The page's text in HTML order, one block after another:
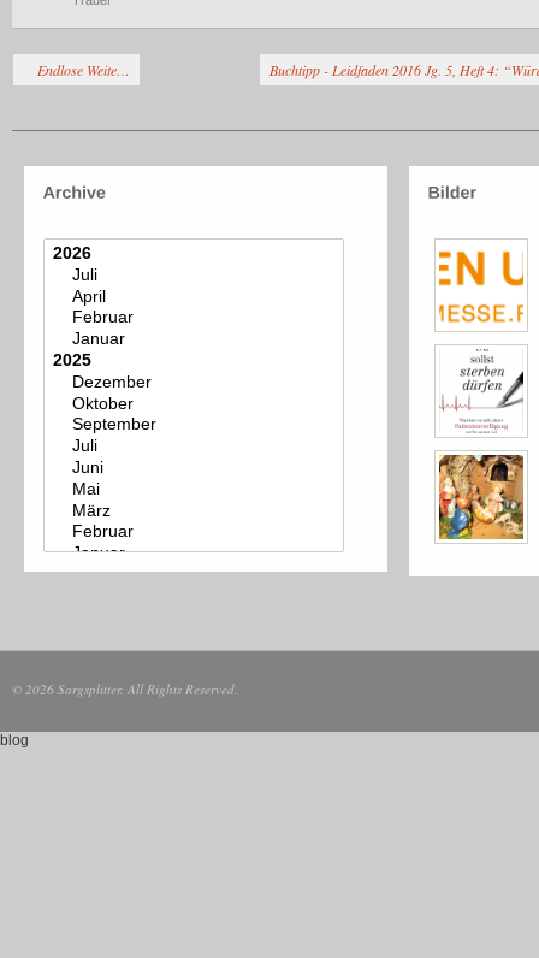
Endlose Weite… Buchtipp - Leidfaden 2016 Jg. 5, Heft 4:
© 2026 Sargsplitter. All Rights Reserved.
blog